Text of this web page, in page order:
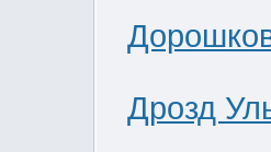
Дрозд